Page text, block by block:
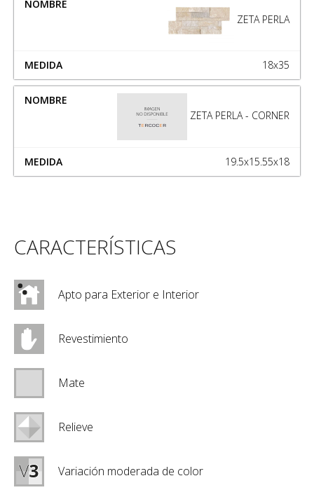
ZETA PERLA
18x35
ZETA PERLA - CORNER
19.5x15.55x18
CARACTERÍSTICAS
Apto para Exterior e Interior
Revestimiento
Mate
Relieve
Variación moderada de color